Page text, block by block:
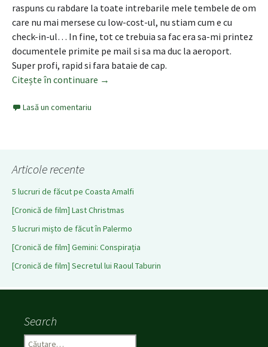
raspuns cu rabdare la toate intrebarile mele tembele de om
care nu mai mersese cu low-cost-ul, nu stiam cum e cu
check-in-ul… In fine, tot ce trebuia sa fac era sa-mi printez
documentele primite pe mail si sa ma duc la aeroport.
Super profi, rapid si fara bataie de cap.
Citește în continuare Sicily through my eyes – Catania
→
Lasă un comentariu
Articole recente
5 lucruri de făcut pe Coasta Amalfi
[Cronică de film] Last Christmas
5 lucruri mișto de făcut în Palermo
[Cronică de film] Gemini: Conspirația
[Cronică de film] Secretul lui Raoul Taburin
Search